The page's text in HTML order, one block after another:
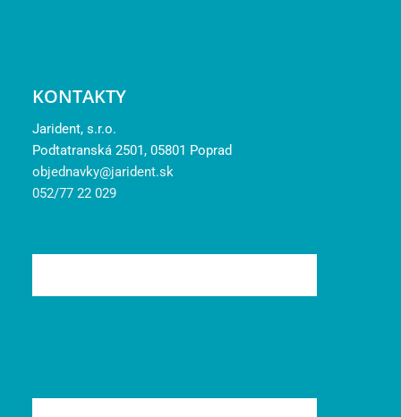
KONTAKTY
Jarident, s.r.o.
Podtatranská 2501, 05801 Poprad
objednavky@jarident.sk
052/77 22 029